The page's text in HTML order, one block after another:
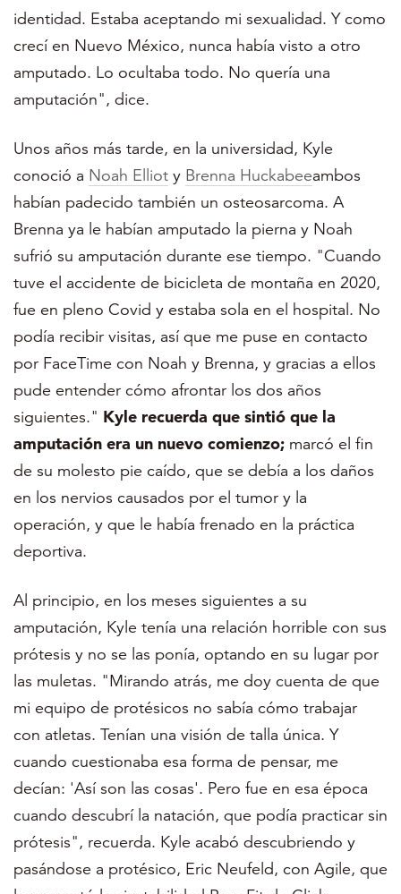
identidad. Estaba aceptando mi sexualidad. Y como
crecí en Nuevo México, nunca había visto a otro
amputado. Lo ocultaba todo. No quería una
amputación", dice.
Unos años más tarde, en la universidad, Kyle
conoció a Noah Elliot y Brenna Huckabeeambos
habían padecido también un osteosarcoma. A
Brenna ya le habían amputado la pierna y Noah
sufrió su amputación durante ese tiempo. "Cuando
tuve el accidente de bicicleta de montaña en 2020,
fue en pleno Covid y estaba sola en el hospital. No
podía recibir visitas, así que me puse en contacto
por FaceTime con Noah y Brenna, y gracias a ellos
pude entender cómo afrontar los dos años
siguientes." Kyle recuerda que sintió que la
amputación era un nuevo comienzo; marcó el fin
de su molesto pie caído, que se debía a los daños
en los nervios causados por el tumor y la
operación, y que le había frenado en la práctica
deportiva.
Al principio, en los meses siguientes a su
amputación, Kyle tenía una relación horrible con sus
prótesis y no se las ponía, optando en su lugar por
las muletas. "Mirando atrás, me doy cuenta de que
mi equipo de protésicos no sabía cómo trabajar
con atletas. Tenían una visión de talla única. Y
cuando cuestionaba esa forma de pensar, me
decían: 'Así son las cosas'. Pero fue en esa época
cuando descubrí la natación, que podía practicar sin
prótesis", recuerda. Kyle acabó descubriendo y
pasándose a protésico, Eric Neufeld, con Agile, que